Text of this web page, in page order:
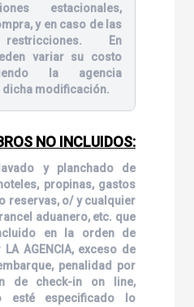
estacionales,
y en caso de las
En
variar su costo
la agencia
dicha modificación.
NO INCLUIDOS:
y planchado de
propinas, gastos
reservas, o/ y cualquier
aduanero, etc. que
en la orden de
AGENCIA, exceso de
penalidad por
de check-in on line,
esté especificado lo